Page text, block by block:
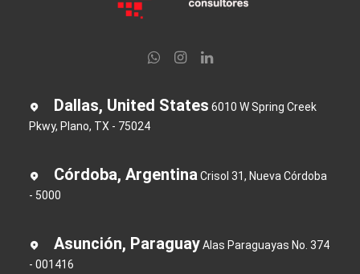
Dallas, United States 6010 W Spring Creek
Pkwy, Plano, TX - 75024
Córdoba, Argentina Crisol 31, Nueva Córdoba
- 5000
Asunción, ParaguayAlas Paraguayas No. 374
- 001416